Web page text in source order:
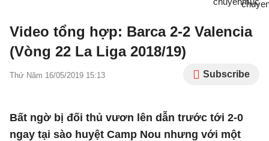
Video tổng hợp: Barca 2-2 Valencia
(Vòng 22 La Liga 2018/19)
Thứ Năm 16/05/2019 15:13 Subscribe
Bất ngờ bị đối thủ vươn lên dẫn trước tới 2-0
ngay tại sào huyệt Camp Nou nhưng với một